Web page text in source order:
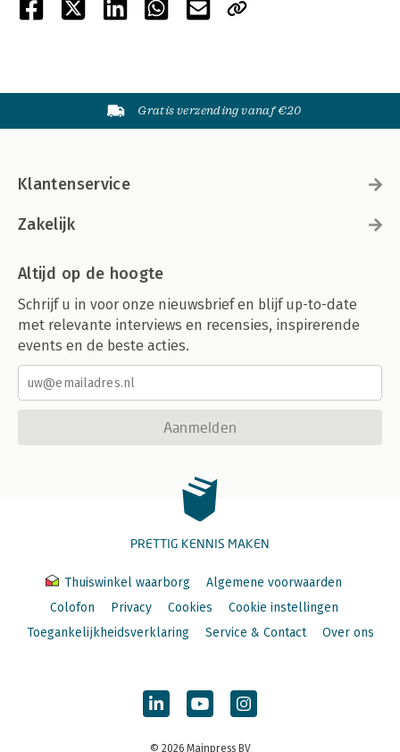
Gratis verzending vanaf €20
Klantenservice
Zakelijk
Altijd op de hoogte
Schrijf u in voor onze nieuwsbrief en blijf up-to-date
met relevante interviews en recensies, inspirerende
events en de beste acties.
Aanmelden
PRETTIG KENNIS MAKEN
Thuiswinkel waarborg
Algemene voorwaarden
Colofon
Privacy Cookies
Cookie instellingen
Toegankelijkheidsverklaring
Service & Contact Over ons
© 2026 Mainpress BV